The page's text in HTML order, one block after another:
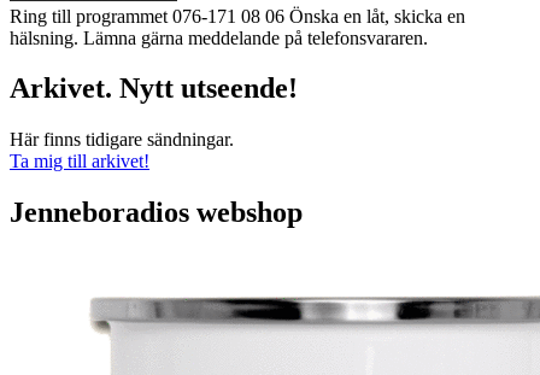
Ring till programmet 076-171 08 06 Önska en låt, skicka en
hälsning. Lämna gärna meddelande på telefonsvararen.
Arkivet. Nytt utseende!
Här finns tidigare sändningar.
Ta mig till arkivet!
Jenneboradios webshop